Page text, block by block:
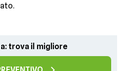
trova il migliore